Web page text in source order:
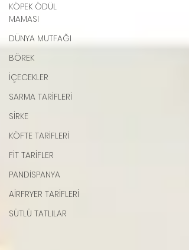
KÖPEK ÖDÜL
MAMASI
DÜNYA MUTFAĞI
BÖREK
İÇECEKLER
SARMA TARİFLERİ
SİRKE
KÖFTE TARİFLERİ
FİT TARİFLER
PANDİSPANYA
AİRFRYER TARİFLERİ
SÜTLÜ TATLILAR